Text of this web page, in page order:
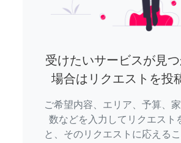
受けたいサービスが見
場合はリクエストを投
ご希望内容、エリア、予算、
数などを入力してリクエスト
と、そのリクエストに応える